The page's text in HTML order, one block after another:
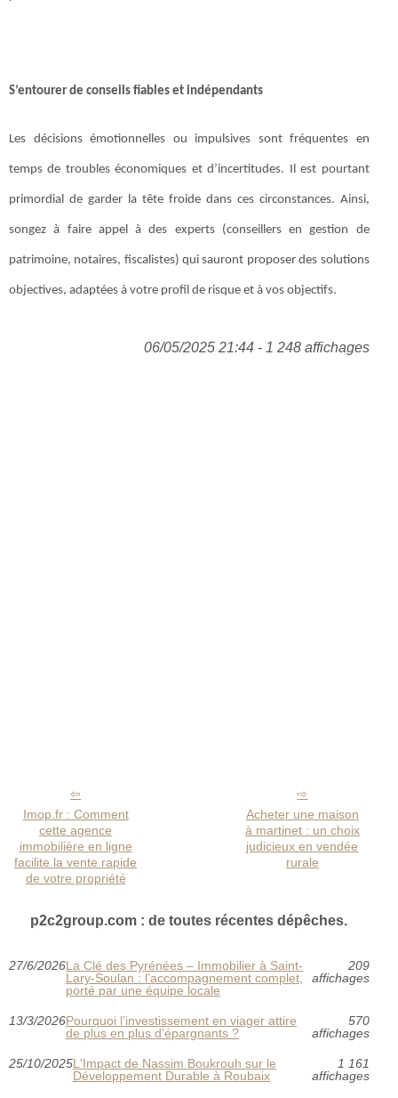
S’entourer de conseils fiables et indépendants
Les décisions émotionnelles ou impulsives sont fréquentes en
temps de troubles économiques et d’incertitudes. Il est pourtant
primordial de garder la tête froide dans ces circonstances. Ainsi,
songez à faire appel à des experts (conseillers en gestion de
patrimoine, notaires, fiscalistes) qui sauront proposer des solutions
objectives, adaptées à votre profil de risque et à vos objectifs.
06/05/2025 21:44 - 1 248 affichages
Imop.fr : Comment
cette agence
immobilière en ligne
facilite la vente rapide
de votre propriété
Acheter une maison
à martinet : un choix
judicieux en vendée
rurale
p2c2group.com : de toutes récentes dépêches.
27/6/2026La Clé des Pyrénées – Immobilier à Saint-
Lary-Soulan : l’accompagnement complet,
porté par une équipe locale
209
affichages
13/3/2026Pourquoi l’investissement en viager attire
de plus en plus d’épargnants ?
570
affichages
25/10/2025L'Impact de Nassim Boukrouh sur le
Développement Durable à Roubaix
1 161
affichages